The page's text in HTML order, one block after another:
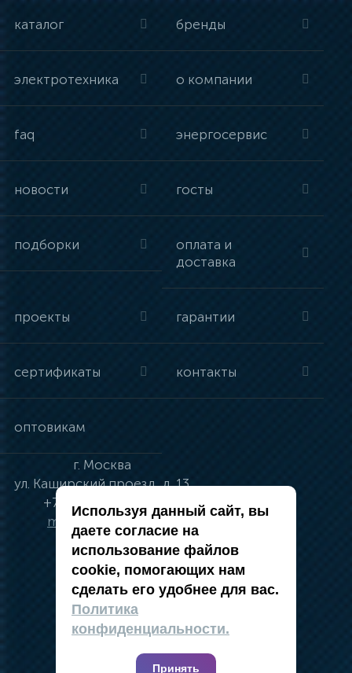
каталог бренды
электротехника о компании
faq энергосервис
новости госты
подборки
оплата и
доставка
проекты гарантии
сертификаты контакты
оптовикам
г. Москва
ул. Каширский проезд, д. 13
+7 (495) 134-41-83
moskva@vincci.ru
политика в отношении обработки
персональных данных
публичная оферта
карта сайта
Используя данный сайт, вы
даете согласие на
использование файлов
cookie, помогающих нам
сделать его удобнее для вас.
Политика
конфиденциальности.
Принять